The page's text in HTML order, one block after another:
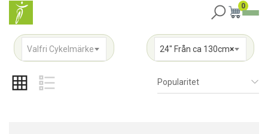
0
Valfri Cykelmärke ×
24" Från ca 130cm
Popularitet